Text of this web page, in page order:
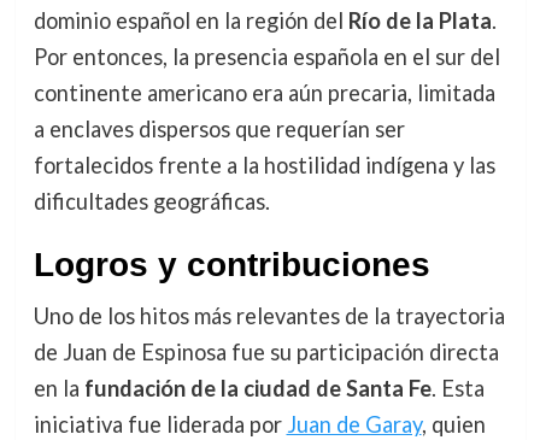
dominio español en la región del Río de la Plata.
Por entonces, la presencia española en el sur del
continente americano era aún precaria, limitada
a enclaves dispersos que requerían ser
fortalecidos frente a la hostilidad indígena y las
dificultades geográficas.
Logros y contribuciones
Uno de los hitos más relevantes de la trayectoria
de Juan de Espinosa fue su participación directa
en la fundación de la ciudad de Santa Fe. Esta
iniciativa fue liderada porJuan de Garay, quien